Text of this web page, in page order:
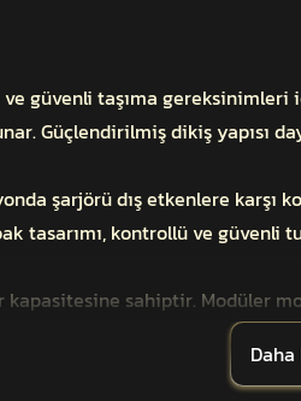
güvenli taşıma
Güçlendirilmiş dikiş yapısı
şarjörü dış etkenlere karşı
tasarımı, kontrollü ve güvenli
sahiptir. Modüler
76 şarjör ceplerinin ön